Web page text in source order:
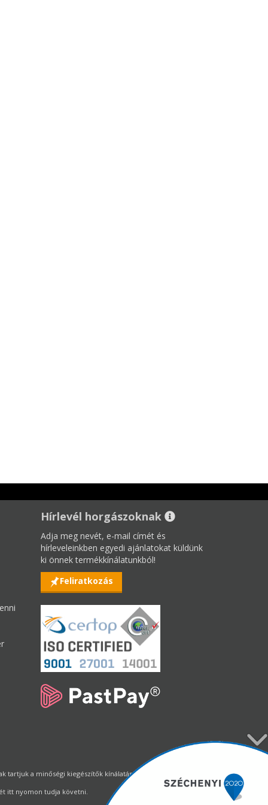
Hírlevél horgászoknak
Adja meg nevét, e-mail címét és
hírleveleinkben egyedi ajánlatokat küldünk
ki önnek termékkínálatunkból!
Feliratkozás
a minőségi kiegészítők kínálatának állandó biztosítását.
itt nyomon tudja követni.